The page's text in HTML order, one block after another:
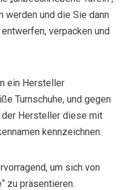
werden und die Sie dann
verpacken und
ein Hersteller
Turnschuhe, und gegen
der Hersteller diese mit
kennzeichnen.
um sich von
zu präsentieren.